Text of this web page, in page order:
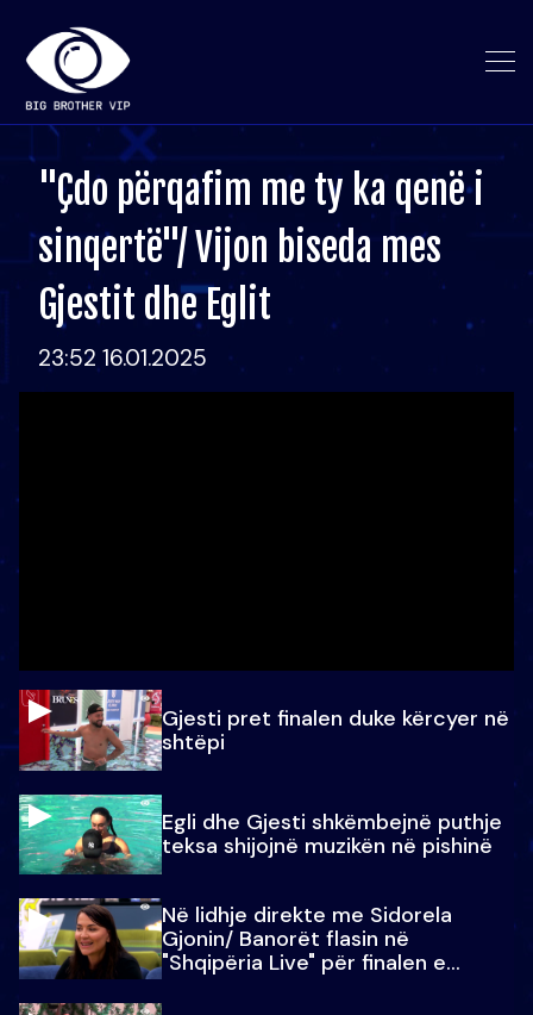
"Çdo përqafim me ty ka qenë i
sinqertë"/ Vijon biseda mes
Gjestit dhe Eglit
23:52 16.01.2025
Gjesti pret finalen duke kërcyer në
shtëpi
Egli dhe Gjesti shkëmbejnë puthje
teksa shijojnë muzikën në pishinë
Në lidhje direkte me Sidorela
Gjonin/ Banorët flasin në
"Shqipëria Live" për finalen e